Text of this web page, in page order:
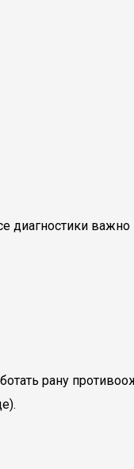
диагностики
рану